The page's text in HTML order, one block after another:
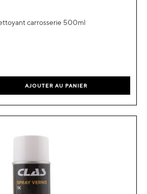
carrosserie 500ml
AJOUTER AU PANIER